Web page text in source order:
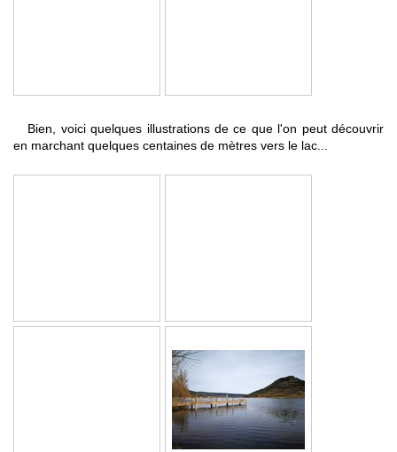
Bien, voici quelques illustrations de ce que l'on peut découvrir
en marchant quelques centaines de mètres vers le lac...